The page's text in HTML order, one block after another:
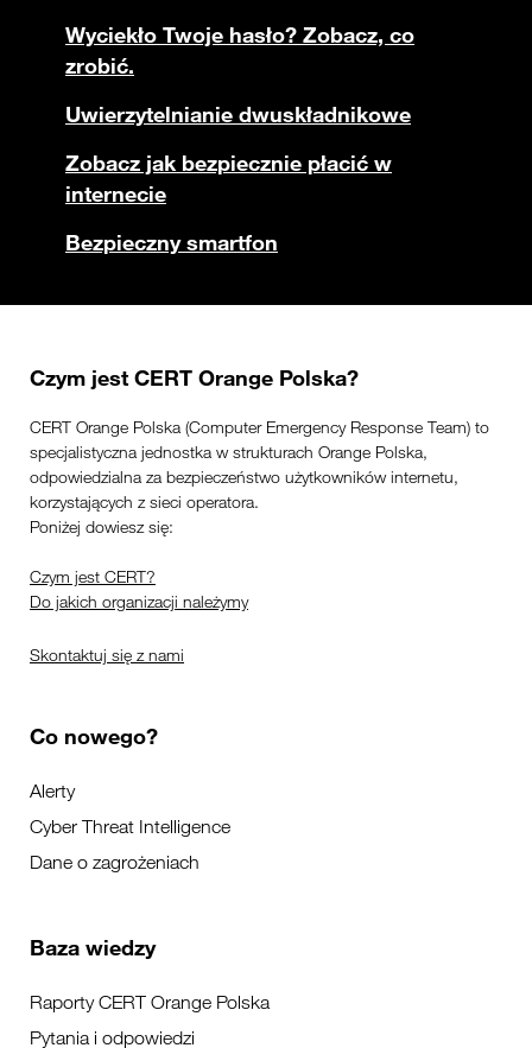
Wyciekło Twoje hasło? Zobacz, co
zrobić.
Uwierzytelnianie dwuskładnikowe
Zobacz jak bezpiecznie płacić w
internecie
Bezpieczny smartfon
Czym jest CERT Orange Polska?
CERT Orange Polska (Computer Emergency Response Team) to
specjalistyczna jednostka w strukturach Orange Polska,
odpowiedzialna za bezpieczeństwo użytkowników internetu,
korzystających z sieci operatora.
Poniżej dowiesz się:
Czym jest CERT?
Do jakich organizacji należymy
Skontaktuj się z nami
Co nowego?
Alerty
Cyber Threat Intelligence
Dane o zagrożeniach
Baza wiedzy
Raporty CERT Orange Polska
Pytania i odpowiedzi